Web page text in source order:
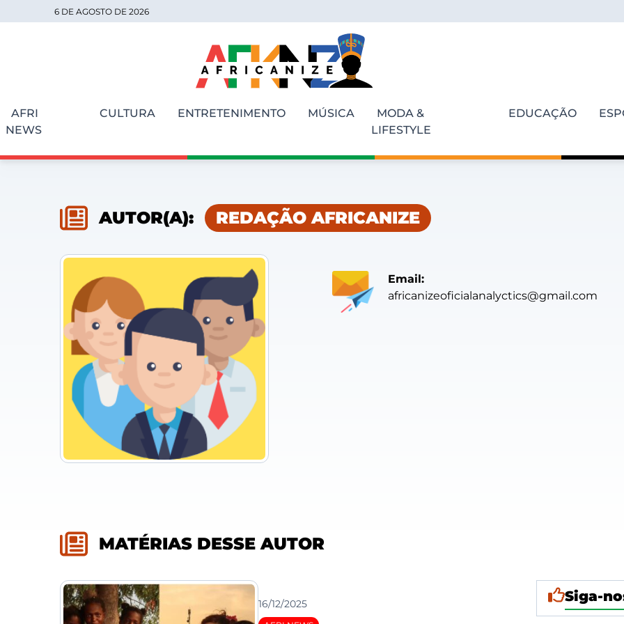
6 DE AGOSTO DE 2026
AFRI
NEWS
CULTURA ENTRETENIMENTO MÚSICA
MODA &
LIFESTYLE
EDUCAÇÃO
AUTOR(A): REDAÇÃO AFRICANIZE
Email:
africanizeoficialanalyctics@gmail.com
MATÉRIAS DESSE AUTOR
16/12/2025 Siga-